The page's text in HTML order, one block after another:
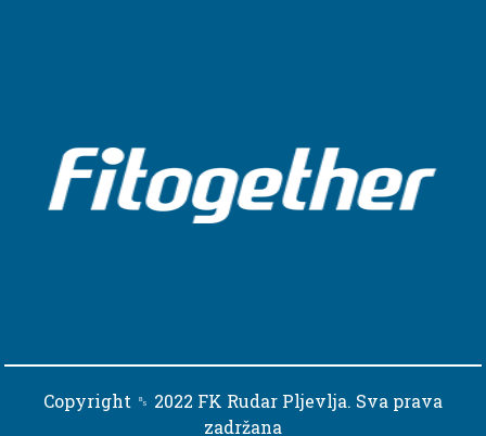
Copyright ␈ 2022 FK Rudar Pljevlja. Sva prava
zadržana